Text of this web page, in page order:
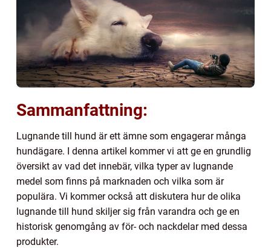
Sammanfattning:
Lugnande till hund är ett ämne som engagerar många
hundägare. I denna artikel kommer vi att ge en grundlig
översikt av vad det innebär, vilka typer av lugnande
medel som finns på marknaden och vilka som är
populära. Vi kommer också att diskutera hur de olika
lugnande till hund skiljer sig från varandra och ge en
historisk genomgång av för- och nackdelar med dessa
produkter.